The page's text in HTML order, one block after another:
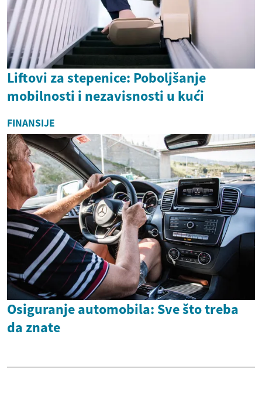
Liftovi za stepenice: Poboljšanje
mobilnosti i nezavisnosti u kući
FINANSIJE
Osiguranje automobila: Sve što treba
da znate